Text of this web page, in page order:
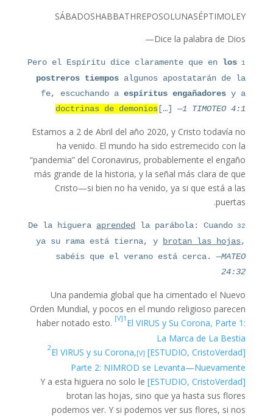
SÁBADOSHABBATHREPOSOLUNASÉPTIMOLEY
Dice la palabra de Dios—
Pero el Espíritu dice claramente que en los
postreros tiempos algunos apostatarán de la
fe, escuchando aespíritus engañadores y a
doctrinas de demonios […] —1 TIMOTEO 4:1
Estamos a 2 de Abril del año 2020, y Cristo todavía no
ha venido. El mundo ha sido estremecido con la
“pandemia” del Coronavirus, probablemente el engaño
más grande de la historia, y la señal más clara de que
Cristo—si bien no ha venido, ya si que está a las
puertas.
De la higuera aprended
la parábola: Cuando
ya su rama está tierna, y
brotan las hojas,
sabéis que el verano está cerca.—MATEO
24:32
Una pandemia global que ha cimentado el Nuevo
Orden Mundial, y pocos en el mundo religioso parecen
haber notado esto. [V]1 El VIRUS y Su Corona, Parte 1:
La Marca de La Bestia
[ESTUDIO, CristoVerdad]
El VIRUS y su Corona,
Parte 2: NIMROD se Levanta—Nuevamente
[ESTUDIO, CristoVerdad]
Y a esta higuera no solo le
brotan las hojas, sino que ya hasta sus flores
podemos ver. Y si podemos ver sus flores, si nos